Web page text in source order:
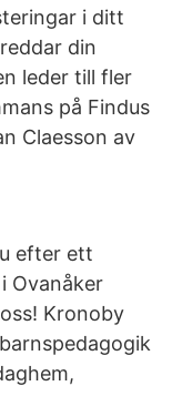
i ditt
din
leder till fler
på Findus
Claesson av
efter ett
Ovanåker
Kronoby